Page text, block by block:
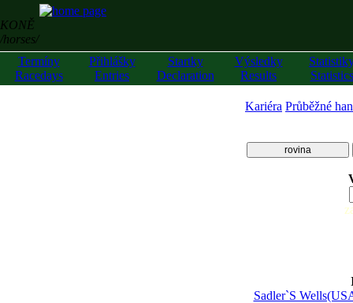
KONĚ
/horses/
Termíny
Racedays
Přihlášky
Entries
Startky
Declaration
Výsledky
Results
Statistics
Kariéra Průběžné
rovina
Sadler`S